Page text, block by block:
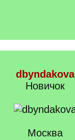
dbyndakova
Новичок
Москва